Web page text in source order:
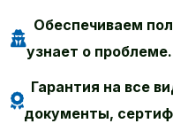
Обеспечиваем
узнает о проблеме.
Гарантия на все
документы,